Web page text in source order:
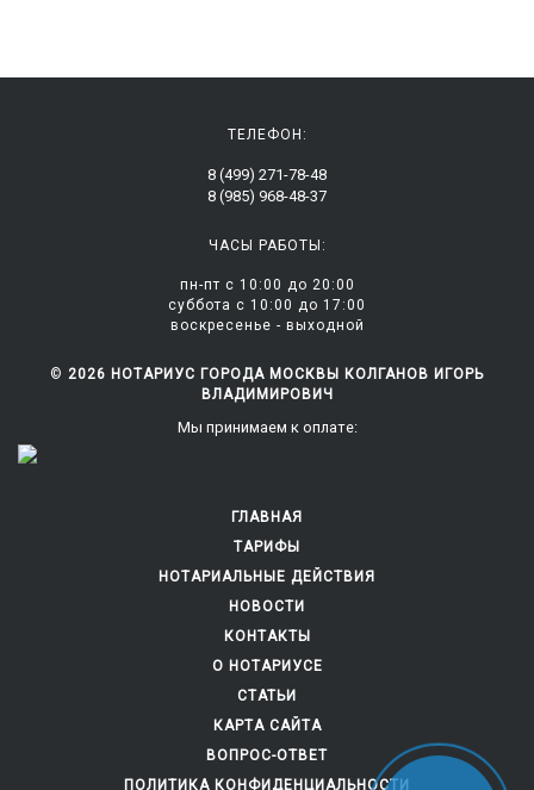
ТЕЛЕФОН:
8 (499) 271-78-48
8 (985) 968-48-37
ЧАСЫ РАБОТЫ:
пн-пт с 10:00 до 20:00
суббота c 10:00 до 17:00
воскресенье - выходной
© 2026 НОТАРИУС ГОРОДА МОСКВЫ КОЛГАНОВ ИГОРЬ
ВЛАДИМИРОВИЧ
Мы принимаем к оплате:
ГЛАВНАЯ
ТАРИФЫ
НОТАРИАЛЬНЫЕ ДЕЙСТВИЯ
НОВОСТИ
КОНТАКТЫ
О НОТАРИУСЕ
СТАТЬИ
КАРТА САЙТА
ВОПРОС-ОТВЕТ
ПОЛИТИКА КОНФИДЕНЦИАЛЬНОСТИ